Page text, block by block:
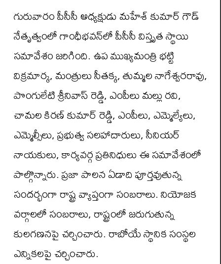
గురువారం పీసీసీ అధ్యక్షుడు మహేశ్ కుమార్ గౌడ్
నేతృత్వంలో గాంధీభవన్‌లో పీసీసీ విస్తృత స్థాయి
సమావేశం జరిగింది. ఉప ముఖ్యమంత్రి భట్టి
విక్రమార్క, మంత్రులు సీతక్క, తుమ్మల నాగేశ్వరరావు,
పొంగులేటి శ్రీనివాస్ రెడ్డి, ఎంపీలు మల్లు రవి,
చామల కిరణ్ కుమార్ రెడ్డి, ఎంపీలు, ఎమ్మెల్యేలు,
ఎమ్మెల్సీలు, ప్రభుత్వ సలహాదారులు, సీనియర్
నాయకులు, కార్యవర్గ ప్రతినిధులు ఈ సమావేశంలో
పాల్గొన్నారు. ప్రజా పాలన ఏడాది పూర్తవుతున్న
సందర్భంగా రాష్ట్ర వ్యాప్తంగా సంబరాలు. నియోజక
వర్గాలలో సంబరాలు, రాష్ట్రంలో జరుగుతున్న
కులగణనపై చర్చించారు. రాబోయే స్థానిక సంస్థల
ఎన్నికలపై చర్చించారు.